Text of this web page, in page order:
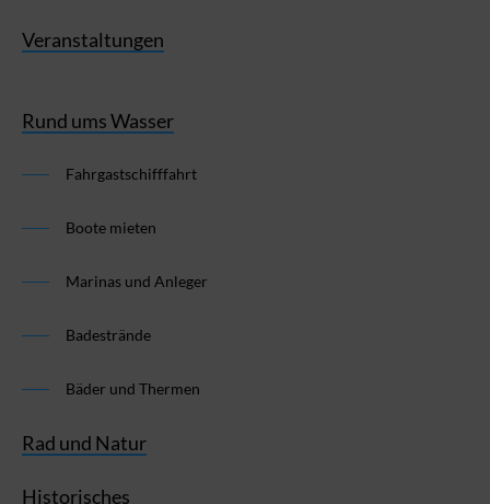
Veranstaltungen
Rund ums Wasser
Fahrgastschifffahrt
Boote mieten
Marinas und Anleger
Badestrände
Bäder und Thermen
Rad und Natur
Historisches